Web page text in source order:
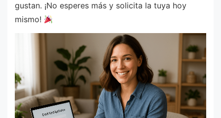
gustan. ¡No esperes más y solicita la tuya hoy
mismo!